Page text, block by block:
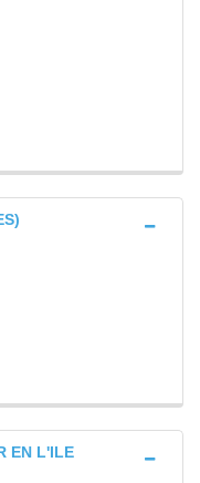
EN L'ILE